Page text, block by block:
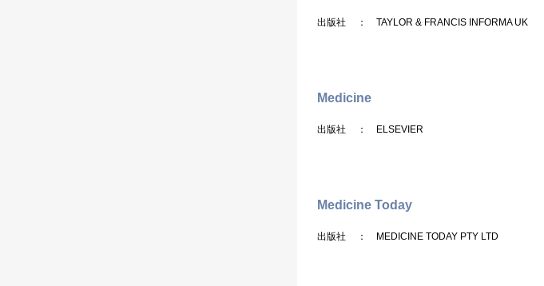
出版社 ： TAYLOR & FRANCIS INFORMA UK
Medicine
出版社 ： ELSEVIER
Medicine Today
出版社 ： MEDICINE TODAY PTY LTD